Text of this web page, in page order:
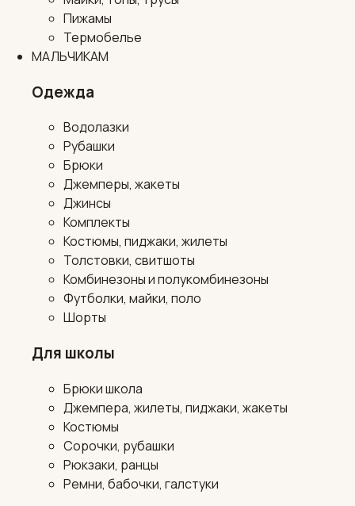
Пижамы
Термобелье
МАЛЬЧИКАМ
Одежда
Водолазки
Рубашки
Брюки
Джемперы, жакеты
Джинсы
Комплекты
Костюмы, пиджаки, жилеты
Толстовки, свитшоты
Комбинезоны и полукомбинезоны
Футболки, майки, поло
Шорты
Для школы
Брюки школа
Джемпера, жилеты, пиджаки, жакеты
Костюмы
Сорочки, рубашки
Рюкзаки, ранцы
Ремни, бабочки, галстуки